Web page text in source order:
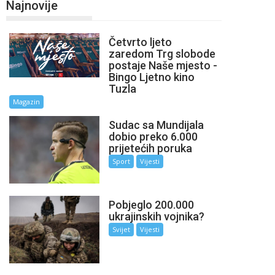
Najnovije
Četvrto ljeto
zaredom Trg slobode
postaje Naše mjesto -
Bingo Ljetno kino
Tuzla
Magazin
Sudac sa Mundijala
dobio preko 6.000
prijetećih poruka
Sport Vijesti
Pobjeglo 200.000
ukrajinskih vojnika?
Svijet Vijesti